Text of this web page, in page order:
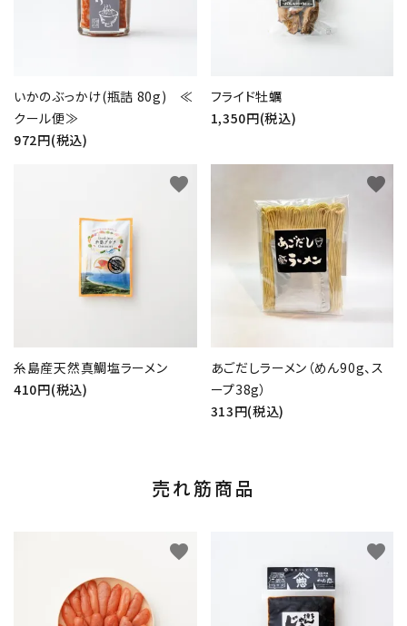
いかのぶっかけ(瓶詰 80g) ≪
クール便≫
972円(税込)
フライド牡蠣
1,350円(税込)
糸島産天然真鯛塩ラーメン
410円(税込)
favorite
あごだしラーメン（めん90g、ス
ープ38g）
313円(税込)
favorite
売れ筋商品
favorite favorite